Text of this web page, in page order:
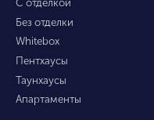
Без отделки
Whitebox
Пентхаусы
Таунхаусы
Апартаменты